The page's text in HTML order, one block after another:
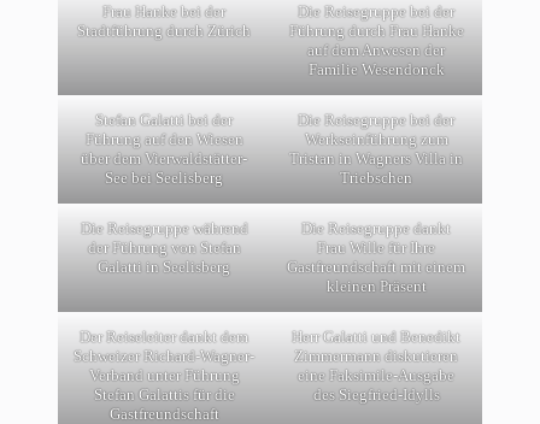
Frau Hanke bei der
Stadtführung durch Zürich
Die Reisegruppe bei der
Führung durch Frau Hanke
auf dem Anwesen der
Familie Wesendonck
Stefan Galatti bei der
Führung auf den Wiesen
über dem Vierwaldstätter-
See bei Seelisberg
Die Reisegruppe bei der
Werkseinführung zum
Tristan in Wagners Villa in
Triebschen
Die Reisegruppe während
der Führung von Stefan
Galatti in Seelisberg
Die Reisegruppe dankt
Frau Wille für Ihre
Gastfreundschaft mit einem
kleinen Präsent
Der Reiseleiter dankt dem
Schweizer Richard-Wagner-
Verband unter Führung
Stefan Galattis für die
Gastfreundschaft
Herr Galatti und Benedikt
Zimmermann diskutieren
eine Faksimile-Ausgabe
des Siegfried-Idylls